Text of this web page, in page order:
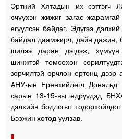
Эртний Хятадын их сэтгэгч
өчүүхэн жижиг загас
өгүүлсэн байдаг. Эдүгээ
байдал даамжирч, дайн дажин,
шилээ даран дэгдэж,
шинжтэй томоохон
зөрчилтэй орчлон ертөнц
АНУ-ын Ерөнхийлөгч
сарын 13-15-ны өдрүүдэд
дэлхийн бодлогыг
Бээжин хотод уулзав.